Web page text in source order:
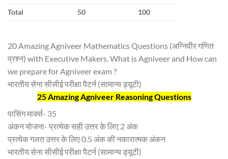
Total
50 100
20 Amazing Agniveer Mathematics Questions (अग्निवीर गणित
प्रश्न) with Executive Makers. What is Agniveer and How can
we prepare for Agniveer exam ?
भारतीय सेना सीसीई परीक्षा पैटर्न (सामान्य ड्यूटी)
25 Amazing Agniveer Reasoning Questions
पासिंग मार्क्स- 35
अंकन योजना- प्रत्येक सही उत्तर के लिए 2 अंक
प्रत्येक गलत उत्तर के लिए 0.5 अंक की नकारात्मक अंकन
भारतीय सेना सीसीई परीक्षा पैटर्न (सामान्य ड्यूटी)